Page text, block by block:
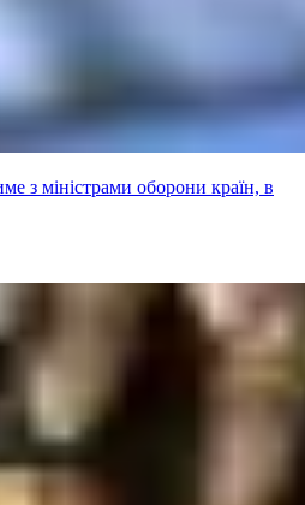
з міністрами оборони країн, в